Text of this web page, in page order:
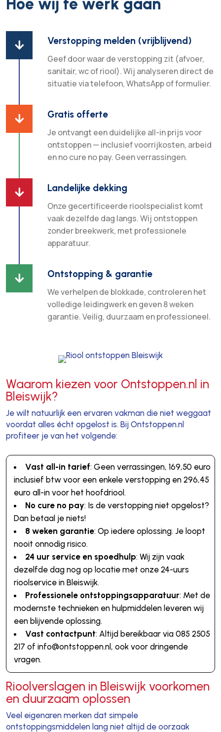
Hoe wij te werk gaan
 Verstopping melden (vrijblijvend)
Geef door waar de verstopping zit (afvoer,
sanitair, wc of riool). Wij analyseren direct de
situatie via telefoon, WhatsApp of formulier.
 Gratis offerte
Je ontvangt een duidelijke all-in prijs voor
ontstoppen — inclusief voorrijkosten, arbeid
en no cure no pay. Geen verrassingen.
 Landelijke dekking
Onze gecertificeerde rioolspecialist komt
vaak dezelfde dag langs. Wij ontstoppen
zonder breekwerk, met professionele
apparatuur.
 Ontstopping & garantie
We verhelpen de blokkade, controleren het
volledige leidingwerk en geven 8 weken
garantie. Veilig, duurzaam en professioneel.
Waarom kiezen voor Ontstoppen.nl in
Bleiswijk?
Je wilt natuurlijk een ervaren vakman die niet weggaat
voordat alles écht opgelost is. Bij Ontstoppen.nl
profiteer je van het volgende:
Vast all-in tarief: Geen verrassingen, 169,50 euro
inclusief btw voor een enkele verstopping en 296,45
euro all-in voor het hoofdriool.
No cure no pay: Is de verstopping niet opgelost?
Dan betaal je niets!
8 weken garantie: Op iedere oplossing. Je loopt
nooit onnodig risico.
24 uur service en spoedhulp: Wij zijn vaak
dezelfde dag nog op locatie met onze 24-uurs
rioolservice in Bleiswijk.
Professionele ontstoppingsapparatuur: Met de
modernste technieken en hulpmiddelen leveren wij
een blijvende oplossing.
Vast contactpunt: Altijd bereikbaar via 085 2505
217 of info@ontstoppen.nl, ook voor dringende
vragen.
Rioolverslagen in Bleiswijk voorkomen
en duurzaam oplossen
Veel eigenaren merken dat simpele
ontstoppingsmiddelen lang niet altijd de oorzaak